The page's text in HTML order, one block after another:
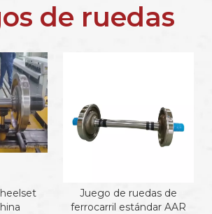
de ruedas
Juego de ruedas de
ferrocarril estándar AAR